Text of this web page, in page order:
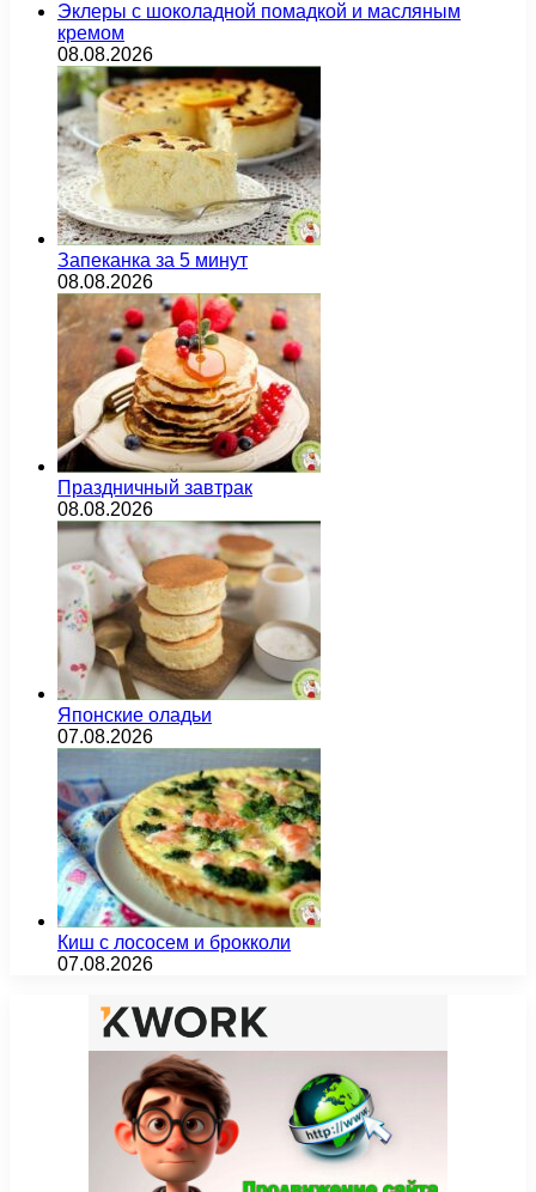
Эклеры с шоколадной помадкой и масляным
кремом
08.08.2026
Запеканка за 5 минут
08.08.2026
Праздничный завтрак
08.08.2026
Японские оладьи
07.08.2026
Киш с лососем и брокколи
07.08.2026